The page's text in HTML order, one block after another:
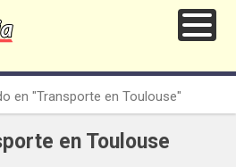
en "Transporte en Toulouse"
en Toulouse